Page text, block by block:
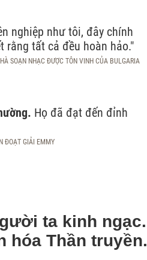
nghiệp như tôi, đây chính
rằng tất cả đều hoàn hảo."
SOẠN NHẠC ĐƯỢC TÔN VINH CỦA BULGARIA
Họ đã đạt đến đỉnh
ĐOẠT GIẢI EMMY
ta kinh ngạc.
hóa Thần truyền.